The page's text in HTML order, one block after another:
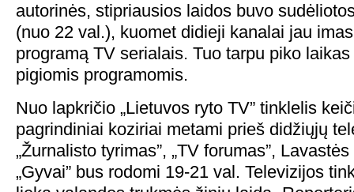
autorinės, stipriausios laidos buvo
(nuo 22 val.), kuomet didieji kanalai jau
programą TV serialais. Tuo tarpu piko
pigiomis programomis.
Nuo lapkričio „Lietuvos ryto TV” tinklelis
pagrindiniai koziriai metami prieš didžiųjų
„Žurnalisto tyrimas”, „TV forumas”,
„Gyvai” bus rodomi 19-21 val. Televizijos